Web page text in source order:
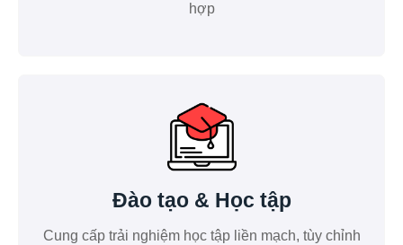
hợp
Đào tạo & Học tập
Cung cấp trải nghiệm học tập liền mạch, tùy chỉnh